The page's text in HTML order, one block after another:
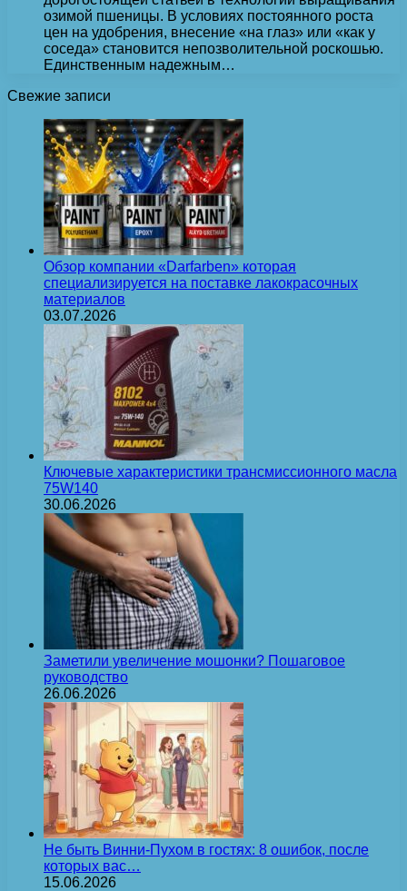
озимой пшеницы. В условиях постоянного роста
цен на удобрения, внесение «на глаз» или «как у
соседа» становится непозволительной роскошью.
Единственным надежным…
Свежие записи
Обзор компании «Darfarben» которая
специализируется на поставке лакокрасочных
материалов
03.07.2026
Ключевые характеристики трансмиссионного масла
75W140
30.06.2026
Заметили увеличение мошонки? Пошаговое
руководство
26.06.2026
Не быть Винни-Пухом в гостях: 8 ошибок, после
которых вас…
15.06.2026